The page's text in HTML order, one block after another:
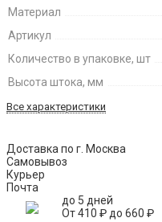
Материал
Артикул
Количество в упаковке, шт
Высота штока, мм
Все характеристики
Доставка по г. Москва
Самовывоз
Курьер
Почта
до 5 дней
От410 ₽до 660 ₽